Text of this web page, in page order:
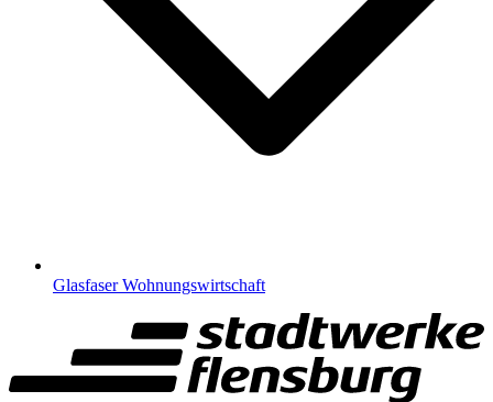
Glasfaser Wohnungswirtschaft